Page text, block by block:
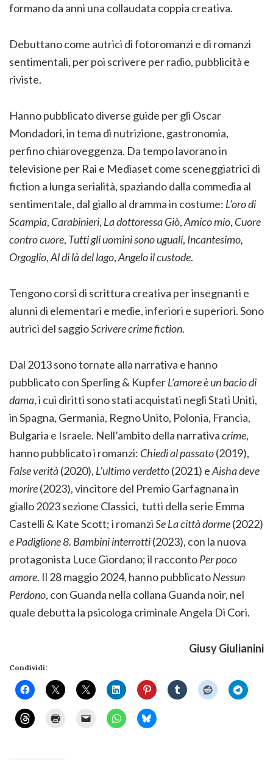
formano da anni una collaudata coppia creativa.
Debuttano come autrici di fotoromanzi e di romanzi
sentimentali, per poi scrivere per radio, pubblicità e
riviste.
Hanno pubblicato diverse guide per gli Oscar
Mondadori, in tema di nutrizione, gastronomia,
perfino chiaroveggenza. Da tempo lavorano in
televisione per Rai e Mediaset come sceneggiatrici di
fiction a lunga serialità, spaziando dalla commedia al
sentimentale, dal giallo al dramma in costume: L’oro di
Scampia, Carabinieri, La dottoressa Giò,Amico mio, Cuore
contro cuore, Tutti gli uomini sono uguali, Incantesimo,
Orgoglio,Al di là del lago,Angelo il custode.
Tengono corsi di scrittura creativa per insegnanti e
alunni di elementari e medie, inferiori e superiori. Sono
autrici del saggioScrivere crime fiction.
Dal 2013 sono tornate alla narrativa e hanno
pubblicato con Sperling & KupferL’amore è un bacio di
dama, i cui diritti sono stati acquistati negli Stati Uniti,
in Spagna, Germania, Regno Unito, Polonia, Francia,
Bulgaria e Israele. Nell’ambito della narrativacrime,
hanno pubblicato i romanzi: Chiedi al passato(2019),
False verità(2020), L’ultimo verdetto(2021) eAisha deve
morire(2023), vincitore del Premio Garfagnana in
giallo 2023 sezione Classici, tutti della serie Emma
Castelli & Kate Scott; i romanziSe La città dorme(2022)
e Padiglione 8. Bambini interrotti(2023), con la nuova
protagonista Luce Giordano; il raccontoPer poco
amore. Il 28 maggio 2024, hanno pubblicatoNessun
Perdono, con Guanda nella collana Guanda noir, nel
quale debutta la psicologa criminale Angela Di Cori.
Giusy Giulianini
Condividi: